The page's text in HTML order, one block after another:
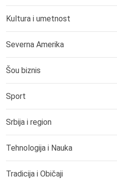
Kultura i umetnost
Severna Amerika
Šou biznis
Sport
Srbija i region
Tehnologija i Nauka
Tradicija i Običaji